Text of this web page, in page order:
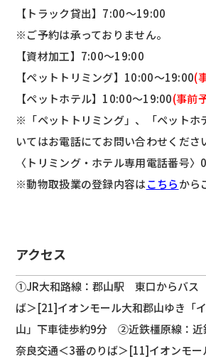
【トラック貸出】7:00～19:00
※ご予約は承っておりません。
【資材加工】7:00～19:00
【ペットトリミング】10:00～19:00(
【ペットホテル】10:00～19:00(事前
※「ペットトリミング」、「ペットホ
いてはお電話にてお問い合わせくださ
〈トリミング・ホテル専用電話番号〉
※動物取扱業の登録内容はこちらから
アクセス
①JR大和路線：郡山駅 東口からバス
ば＞[21]イオンモール大和郡山ゆき「
山」下車徒歩約9分 ②近鉄橿原線：近
奈良交通＜3番のりば＞[11]イオンモー